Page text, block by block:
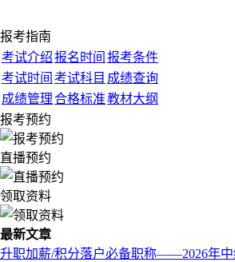
报考指南
考试介绍报名时间 报考条件
考试时间 考试科目 成绩查询
成绩管理合格标准教材大纲
报考预约
直播预约
领取资料
最新文章
升职加薪/积分落户必备职称——2026年中